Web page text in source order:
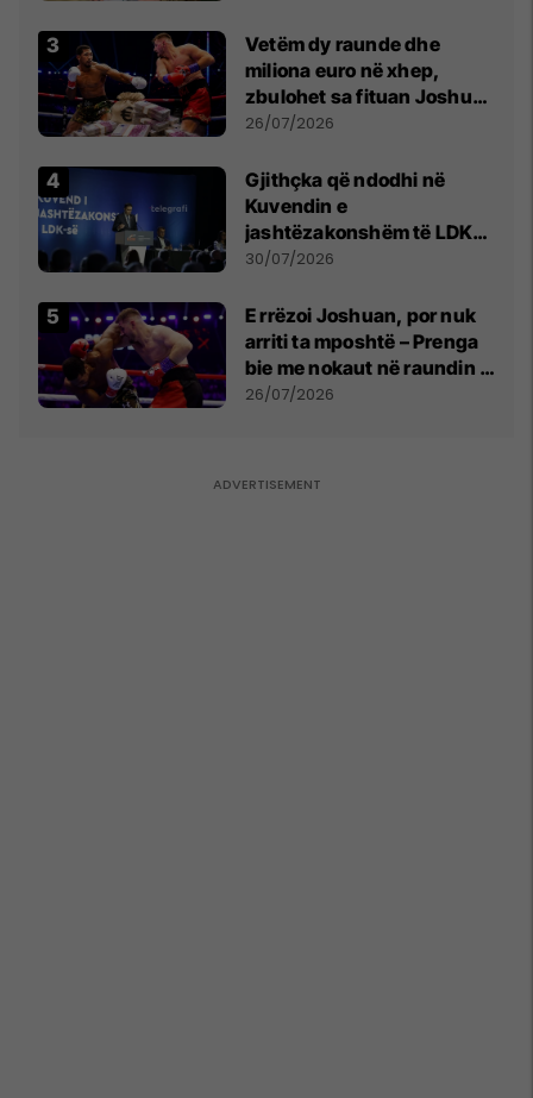
Vetëm dy raunde dhe
miliona euro në xhep,
zbulohet sa fituan Joshua
e Prenga
26/07/2026
Gjithçka që ndodhi në
Kuvendin e
jashtëzakonshëm të LDK-
së
30/07/2026
E rrëzoi Joshuan, por nuk
arriti ta mposhtë – Prenga
bie me nokaut në raundin e
dytë
26/07/2026